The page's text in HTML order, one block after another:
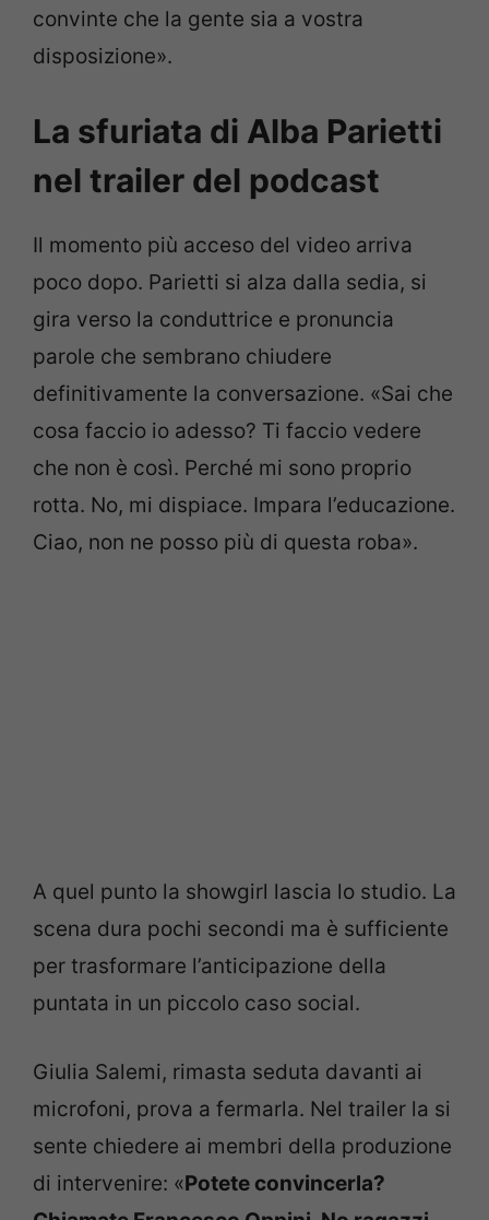
convinte che la gente sia a vostra
disposizione».
La sfuriata di Alba Parietti
nel trailer del podcast
Il momento più acceso del video arriva
poco dopo. Parietti si alza dalla sedia, si
gira verso la conduttrice e pronuncia
parole che sembrano chiudere
definitivamente la conversazione. «Sai che
cosa faccio io adesso? Ti faccio vedere
che non è così. Perché mi sono proprio
rotta. No, mi dispiace. Impara l’educazione.
Ciao, non ne posso più di questa roba».
A quel punto la showgirl lascia lo studio. La
scena dura pochi secondi ma è sufficiente
per trasformare l’anticipazione della
puntata in un piccolo caso social.
Giulia Salemi, rimasta seduta davanti ai
microfoni, prova a fermarla. Nel trailer la si
sente chiedere ai membri della produzione
di intervenire: «Potete convincerla?